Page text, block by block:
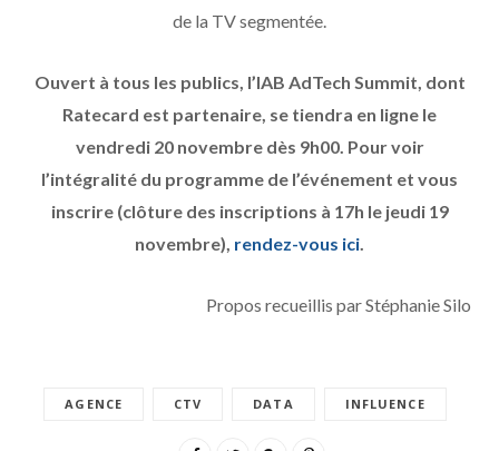
de la TV segmentée.
Ouvert à tous les publics, l’IAB AdTech Summit, dont
Ratecard est partenaire, se tiendra en ligne le
vendredi 20 novembre dès 9h00. Pour voir
l’intégralité du programme de l’événement et vous
inscrire (clôture des inscriptions à 17h le jeudi 19
novembre), rendez-vous ici
Propos recueillis par Stéphanie Silo
AGENCE CTV DATA INFLUENCE